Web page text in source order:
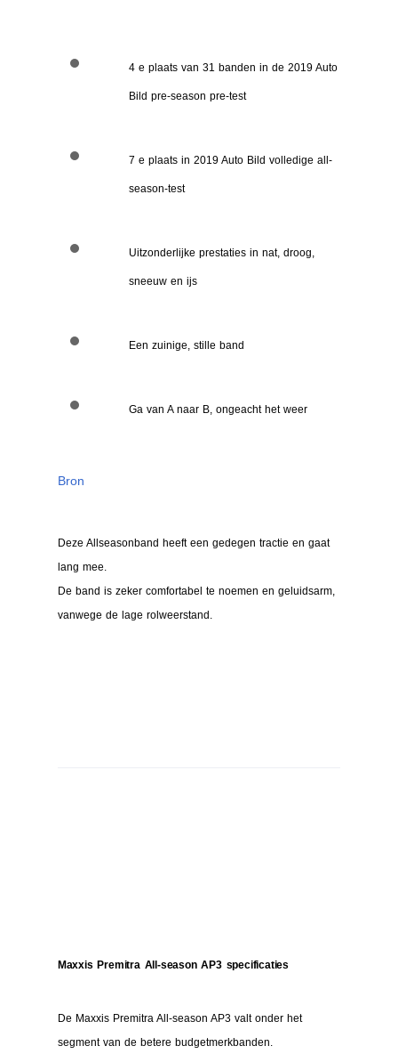
4 e plaats van 31 banden in de 2019 Auto
Bild pre-season pre-test
7 e plaats in 2019 Auto Bild volledige all-
season-test
Uitzonderlijke prestaties in nat, droog,
sneeuw en ijs
Een zuinige, stille band
Ga van A naar B, ongeacht het weer
Bron
Deze Allseasonband heeft een gedegen tractie en gaat
lang mee.
De band is zeker comfortabel te noemen en geluidsarm,
vanwege de lage rolweerstand.
Maxxis Premitra All-season AP3 specificaties
De Maxxis Premitra All-season AP3 valt onder het
segment van de betere budgetmerkbanden.